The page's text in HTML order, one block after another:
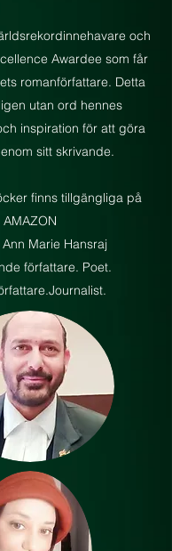
och
Awardee som får
romanförfattare. Detta
utan ord hennes
inspiration för att göra
sitt skrivande.
finns tillgängliga på
AMAZON
Marie Hansraj
författare. Poet.